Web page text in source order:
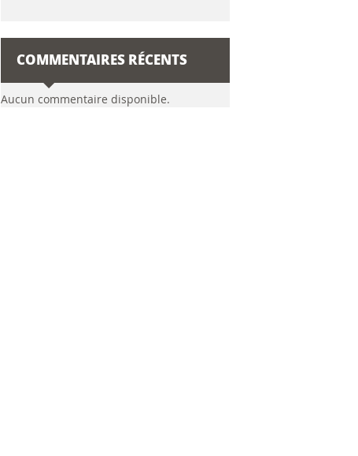
COMMENTAIRES RÉCENTS
Aucun commentaire disponible.